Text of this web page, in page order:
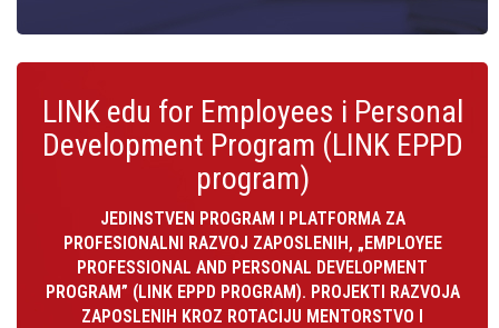
LINK edu for Employees i Personal
Development Program (LINK EPPD
program)
JEDINSTVEN PROGRAM I PLATFORMA ZA
PROFESIONALNI RAZVOJ ZAPOSLENIH, „EMPLOYEE
PROFESSIONAL AND PERSONAL DEVELOPMENT
PROGRAM” (LINK EPPD PROGRAM). PROJEKTI RAZVOJA
ZAPOSLENIH KROZ ROTACIJU MENTORSTVO I